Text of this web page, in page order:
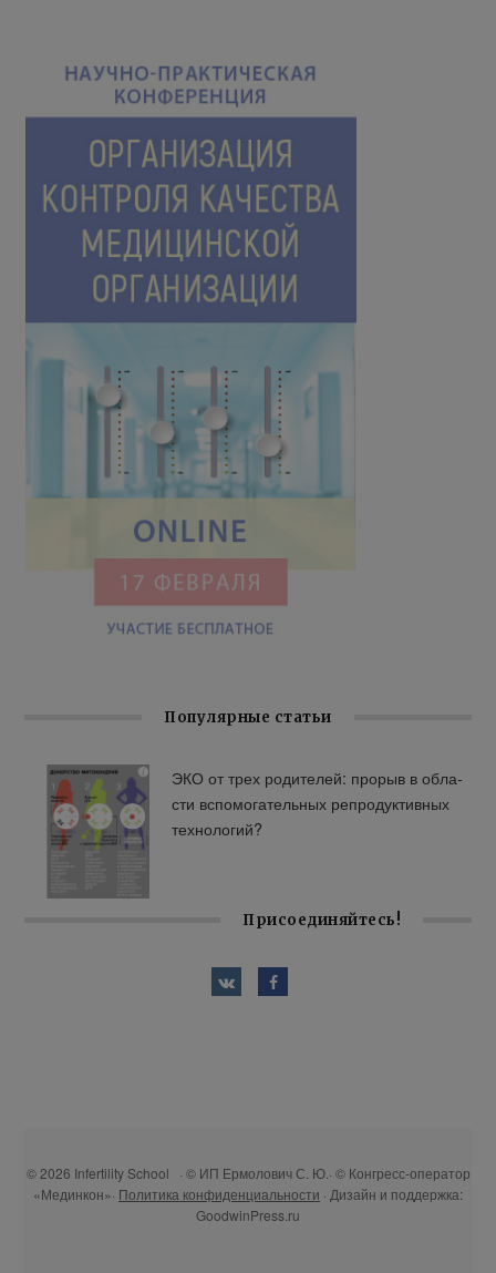
Популярные статьи
ЭКО от трех ро­ди­те­лей: про­рыв в об­ла­
сти вспо­мо­га­тель­ных ре­про­дук­тив­ных
тех­но­ло­гий?
Присоединяйтесь!
© 2026 Infertility School · © ИП Ермолович С. Ю.· © Конгресс-оператор
«Мединкон»· Политика конфиденциальности · Дизайн и поддержка:
GoodwinPress.ru